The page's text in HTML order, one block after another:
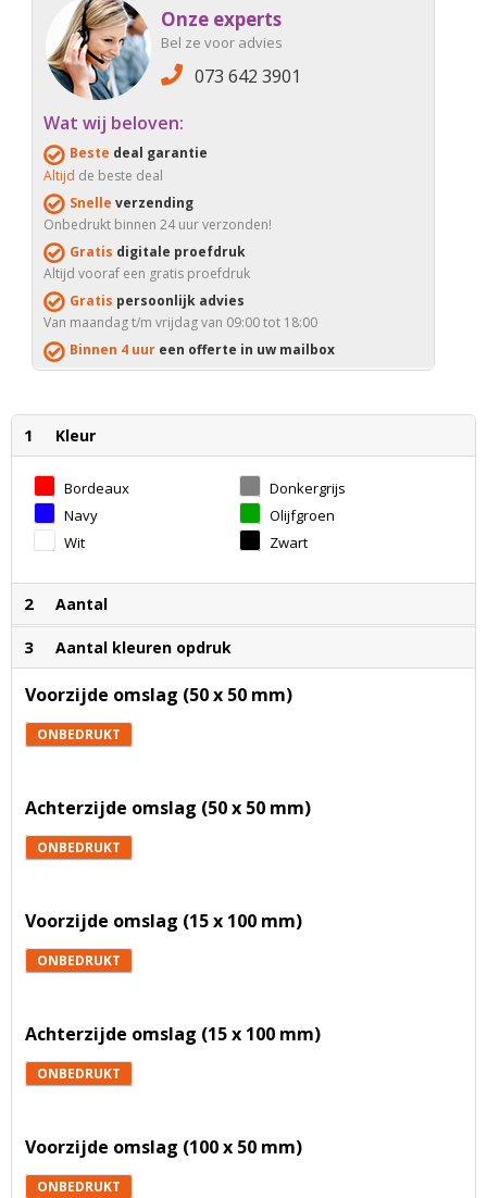
Onze experts
Bel ze voor advies
073 642 3901
Wat wij beloven:
Beste deal garantie
Altijd de beste deal
Snelle verzending
Onbedrukt binnen 24 uur verzonden!
Gratis digitale proefdruk
Altijd vooraf een gratis proefdruk
Gratis persoonlijk advies
Van maandag t/m vrijdag van 09:00 tot 18:00
Binnen 4 uur een offerte in uw mailbox
1 Kleur
Bordeaux
Donkergrijs
Navy
Olijfgroen
Wit
Zwart
2 Aantal
3 Aantal kleuren opdruk
Voorzijde omslag (50 x 50 mm)
ONBEDRUKT
Achterzijde omslag (50 x 50 mm)
ONBEDRUKT
Voorzijde omslag (15 x 100 mm)
ONBEDRUKT
Achterzijde omslag (15 x 100 mm)
ONBEDRUKT
Voorzijde omslag (100 x 50 mm)
ONBEDRUKT